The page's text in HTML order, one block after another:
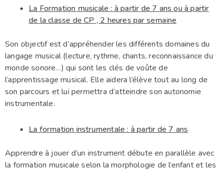
La Formation musicale : à partir de 7 ans ou à partir
de la classe de CP , 2 heures par semaine
Son objectif est d’appréhender les différents domaines du
langage musical (lecture, rythme, chants, reconnaissance du
monde sonore…) qui sont les clés de voûte de
l’apprentissage musical. Elle aidera l’élève tout au long de
son parcours et lui permettra d’atteindre son autonomie
instrumentale.
La formation instrumentale : à partir de 7 ans
Apprendre à jouer d’un instrument débute en parallèle avec
la formation musicale selon la morphologie de l’enfant et les